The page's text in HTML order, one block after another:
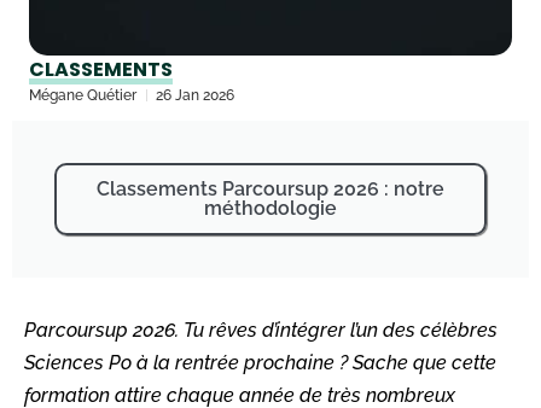
CLASSEMENTS
Mégane Quétier 26 Jan 2026
Classements Parcoursup 2026 : notre
méthodologie
Parcoursup 2026. Tu rêves d’intégrer l’un des célèbres
Sciences Po à la rentrée prochaine ? Sache que cette
formation attire chaque année de très nombreux